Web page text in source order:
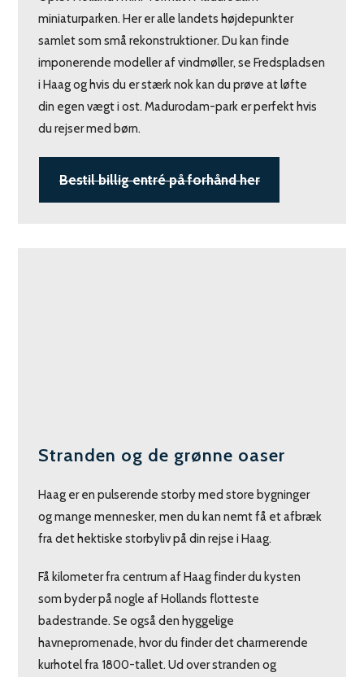
miniaturparken. Her er alle landets højdepunkter
samlet som små rekonstruktioner. Du kan finde
imponerende modeller af vindmøller, se Fredspladsen
i Haag og hvis du er stærk nok kan du prøve at løfte
din egen vægt i ost. Madurodam-park er perfekt hvis
du rejser med børn.
Bestil billig entré på forhånd her
Stranden og de grønne oaser
Haag er en pulserende storby med store bygninger
og mange mennesker, men du kan nemt få et afbræk
fra det hektiske storbyliv på din rejse i Haag.
Få kilometer fra centrum af Haag finder du kysten
som byder på nogle af Hollands flotteste
badestrande. Se også den hyggelige
havnepromenade, hvor du finder det charmerende
kurhotel fra 1800-tallet. Ud over stranden og